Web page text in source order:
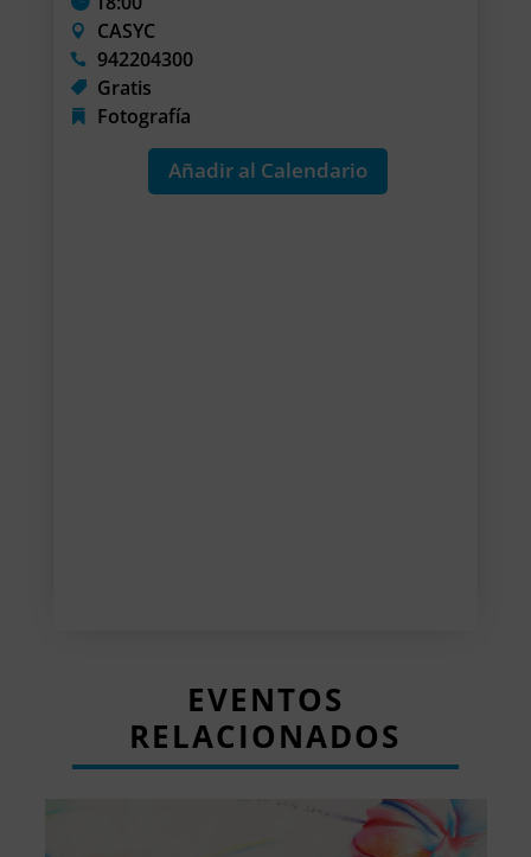
CASYC
942204300
Gratis
Fotografía
Añadir al Calendario
EVENTOS
RELACIONADOS